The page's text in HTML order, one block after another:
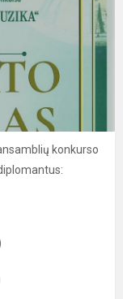
konkurso